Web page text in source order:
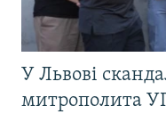
У Львові
митрополита